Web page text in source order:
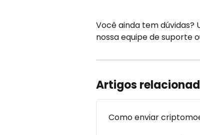
Você ainda tem
nossa equipe de suporte
Artigos
Como enviar